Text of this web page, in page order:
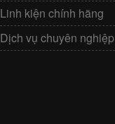
Linh kiện chính hãng
Dịch vụ chuyên nghiệp